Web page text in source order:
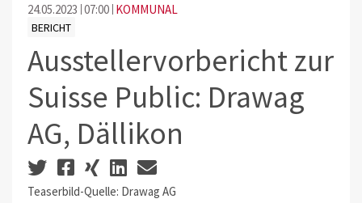
24.05.2023 07:00 KOMMUNAL
BERICHT
Ausstellervorbericht zur
Suisse Public: Drawag
AG, Dällikon
Teaserbild-Quelle: Drawag AG